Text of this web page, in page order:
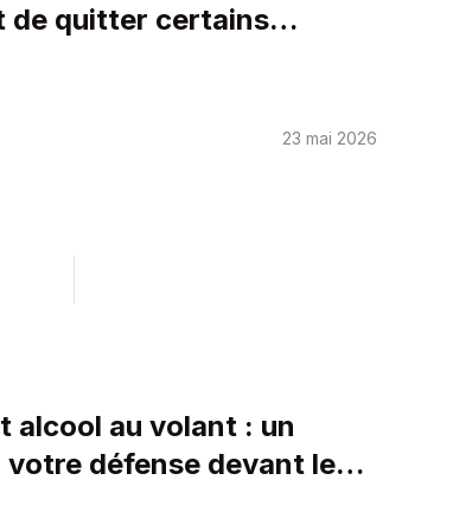
de quitter certains
23 mai 2026
alcool au volant : un
défense devant le